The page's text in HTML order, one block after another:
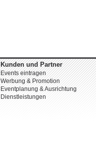
Kunden und Partner
Events eintragen
Werbung & Promotion
Eventplanung & Ausrichtung
Dienstleistungen